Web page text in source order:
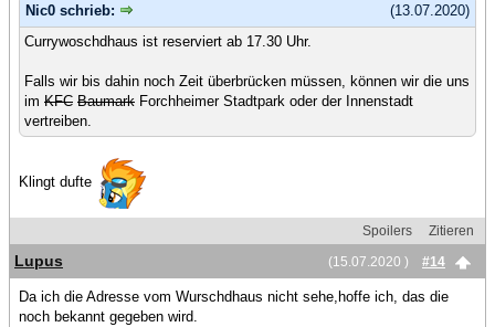
(13.07.2020)
Nic0 schrieb:
Currywoschdhaus ist reserviert ab 17.30 Uhr.
Falls wir bis dahin noch Zeit überbrücken müssen, können wir die uns
im KFC Baumark Forchheimer Stadtpark oder der Innenstadt
vertreiben.
Klingt dufte
Spoilers
Zitieren
(15.07.2020 )
#14
Lupus
Da ich die Adresse vom Wurschdhaus nicht sehe,hoffe ich, das die
noch bekannt gegeben wird.